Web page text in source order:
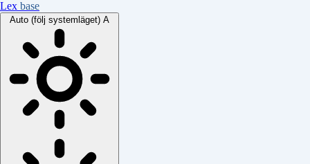
Lex base
Auto (följ systemläget) A